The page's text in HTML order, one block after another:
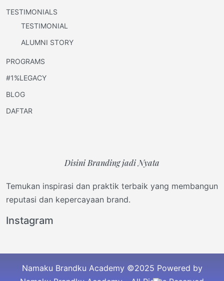
TESTIMONIALS
TESTIMONIAL
ALUMNI STORY
PROGRAMS
#1%LEGACY
BLOG
DAFTAR
Disini Branding jadi Nyata
Temukan inspirasi dan praktik terbaik yang membangun
reputasi dan kepercayaan brand.
Instagram
Namaku Brandku Academy ©2025 Powered by